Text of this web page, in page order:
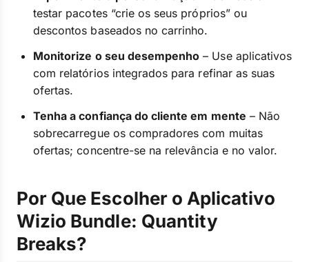
testar pacotes “crie os seus próprios” ou
descontos baseados no carrinho.
Monitorize o seu desempenho – Use aplicativos
com relatórios integrados para refinar as suas
ofertas.
Tenha a confiança do cliente em mente – Não
sobrecarregue os compradores com muitas
ofertas; concentre-se na relevância e no valor.
Por Que Escolher o Aplicativo
Wizio Bundle: Quantity
Breaks?